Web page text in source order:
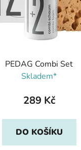
PEDAG Combi Set
Skladem*
289 Kč
DO KOŠÍKU